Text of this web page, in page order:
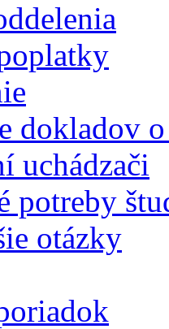
dokladov
uchádzači
potreby
otázky